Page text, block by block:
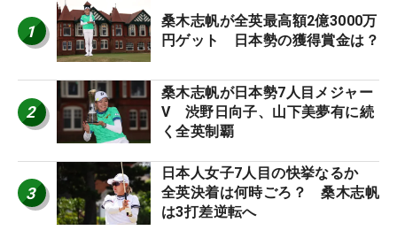
1
桑木志帆が全英最高額2億3000万
円ゲット 日本勢の獲得賞金は？
2
桑木志帆が日本勢7人目メジャー
V 渋野日向子、山下美夢有に続
く全英制覇
3
日本人女子7人目の快挙なるか
全英決着は何時ごろ？ 桑木志帆
は3打差逆転へ